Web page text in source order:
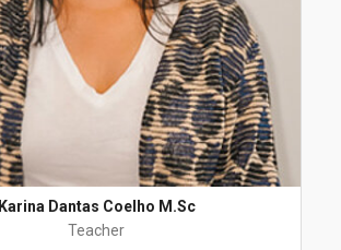
Karina Dantas Coelho M.Sc
Teacher